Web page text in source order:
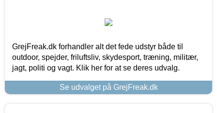
GrejFreak.dk forhandler alt det fede udstyr både til
outdoor, spejder, friluftsliv, skydesport, træning, militær,
jagt, politi og vagt. Klik her for at se deres udvalg.
Se udvalget på GrejFreak.dk